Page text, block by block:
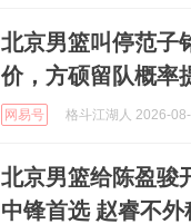
北京男篮叫停范子
价，方硕留队概率
网易号 格斗江湖人 2026-
北京男篮给陈盈骏
中锋首选 赵睿不外